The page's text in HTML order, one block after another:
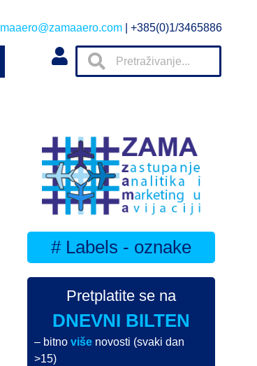
| +385(0)1/3465886
# Labels - oznake
Pretplatite se na
DNEVNI BILTEN
– bitnoviše novosti (svaki dan
>15)